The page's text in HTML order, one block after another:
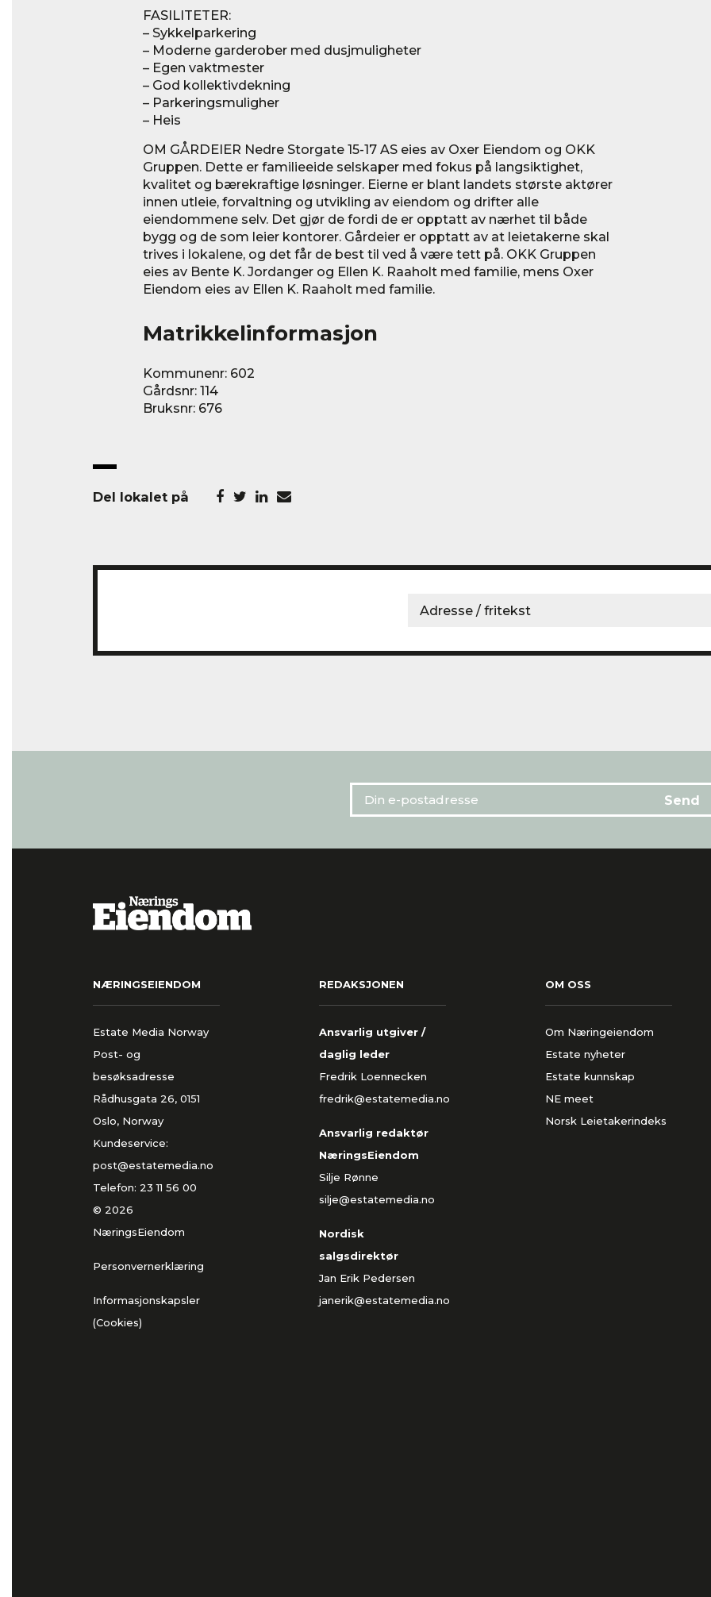
FASILITETER:
– Sykkelparkering
– Moderne garderober med dusjmuligheter
– Egen vaktmester
– God kollektivdekning
– Parkeringsmuligher
– Heis
OM GÅRDEIER Nedre Storgate 15-17 AS eies av Oxer Eiendom og OKK
Gruppen. Dette er familieeide selskaper med fokus på langsiktighet,
kvalitet og bærekraftige løsninger. Eierne er blant landets største aktører
innen utleie, forvaltning og utvikling av eiendom og drifter alle
eiendommene selv. Det gjør de fordi de er opptatt av nærhet til både
bygg og de som leier kontorer. Gårdeier er opptatt av at leietakerne skal
trives i lokalene, og det får de best til ved å være tett på. OKK Gruppen
eies av Bente K. Jordanger og Ellen K. Raaholt med familie, mens Oxer
Eiendom eies av Ellen K. Raaholt med familie.
Matrikkelinformasjon
Kommunenr: 602
Gårdsnr: 114
Bruksnr: 676
Del lokalet på
NÆRINGSEIENDOM
Estate Media Norway
Post- og
besøksadresse
Rådhusgata 26, 0151
Oslo, Norway
Kundeservice:
post@estatemedia.no
Telefon: 23 11 56 00
© 2026
NæringsEiendom
Personvernerklæring
Informasjonskapsler
(Cookies)
REDAKSJONEN
Ansvarlig utgiver /
daglig leder
Fredrik Loennecken
fredrik@estatemedia.no
Ansvarlig redaktør
NæringsEiendom
Silje Rønne
silje@estatemedia.no
Nordisk
salgsdirektør
Jan Erik Pedersen
janerik@estatemedia.no
OM OSS
Om Næringeiendom
Estate nyheter
Estate kunnskap
NE meet
Norsk Leietakerindeks